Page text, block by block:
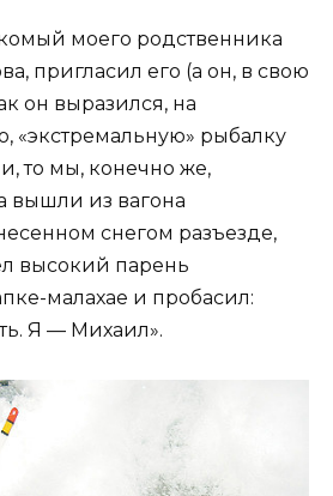
моего родственника
пригласил его (а он, в свою
он выразился, на
«экстремальную» рыбалку
то мы, конечно же,
вышли из вагона
снегом разъезде,
высокий парень
малахае и пробасил:
Я — Михаил».